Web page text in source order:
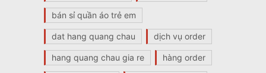
bán sỉ quần áo trẻ em
dat hang quang chau dịch vụ order
hang quang chau gia re hàng order